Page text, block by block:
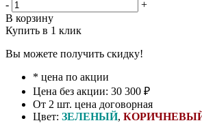
-
+
В корзину
Купить в 1 клик
Вы можете получить скидку!
* цена по акции
Цена без акции: 30 300 ₽
От 2 шт. цена договорная
Цвет: ЗЕЛЕНЫЙ,